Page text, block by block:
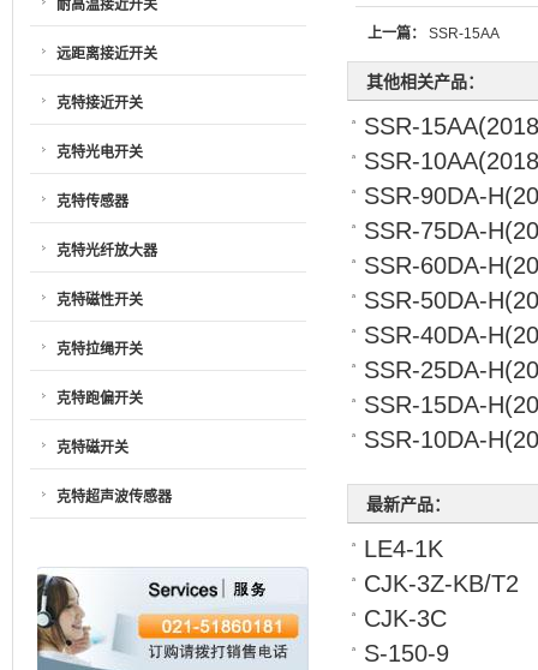
上一篇： SSR-15AA
其他相关产品：
SSR-15AA
SSR-10AA
SSR-90DA-H
SSR-75DA-H
SSR-60DA-H
SSR-50DA-H
SSR-40DA-H
SSR-25DA-H
SSR-15DA-H
SSR-10DA-H
最新产品：
LE4-1K
CJK-3Z-KB/T2
CJK-3C
S-150-9
耐高温接近开关
远距离接近开关
克特接近开关
克特光电开关
克特传感器
克特光纤放大器
克特磁性开关
克特拉绳开关
克特跑偏开关
克特磁开关
克特超声波传感器